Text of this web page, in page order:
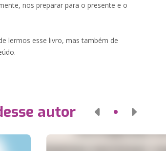
nos preparar para o presente e o
lermos esse livro, mas também de
autor